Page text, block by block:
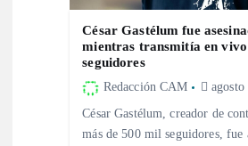
César Gastélum fue
mientras transmitía en vivo
seguidores
Redacción CAM
César Gastélum, creador de
más de 500 mil seguidores, fue